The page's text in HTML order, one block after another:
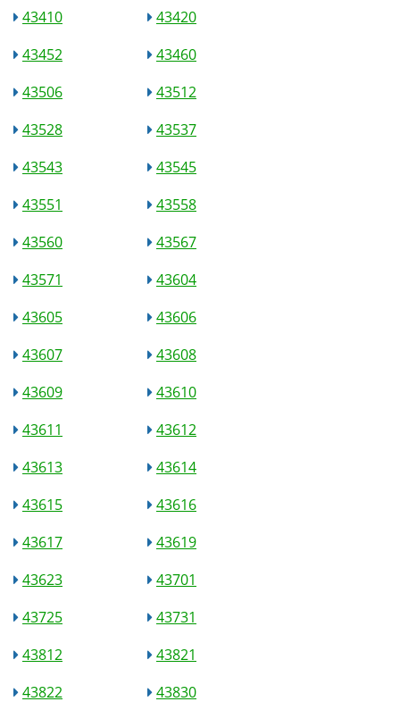
43410
43420
43452
43460
43506
43512
43528
43537
43543
43545
43551
43558
43560
43567
43571
43604
43605
43606
43607
43608
43609
43610
43611
43612
43613
43614
43615
43616
43617
43619
43623
43701
43725
43731
43812
43821
43822
43830